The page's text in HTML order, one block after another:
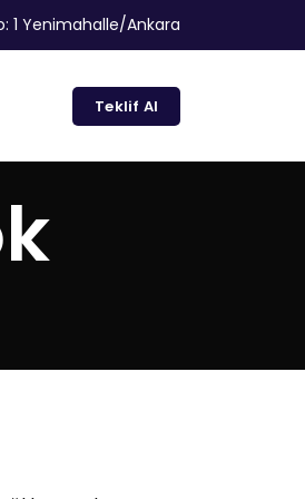
1 Yenimahalle/Ankara
Teklif Al